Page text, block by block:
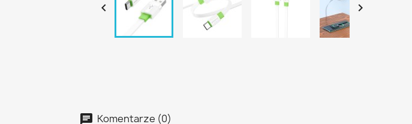
 
Komentarze (0)